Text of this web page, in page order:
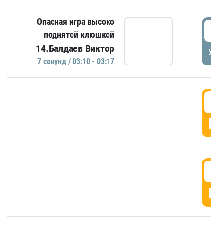
Опасная игра высоко
поднятой клюшкой
14.Балдаев Виктор
7 секунд / 03:10 - 03:17